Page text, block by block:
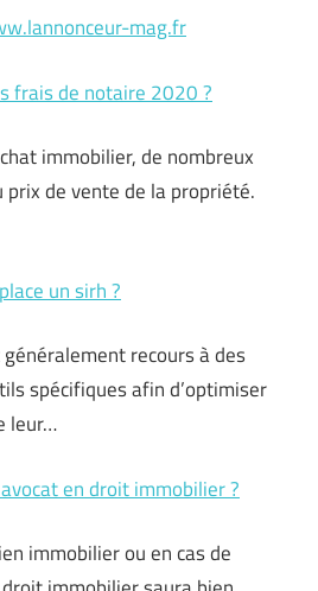
mag.fr
frais de notaire 2020 ?
immobilier, de nombreux
de vente de la propriété.
un sirh ?
recours à des
spécifiques afin d’optimiser
leur…
en droit immobilier ?
immobilier ou en cas de